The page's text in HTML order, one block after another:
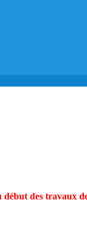
des travaux